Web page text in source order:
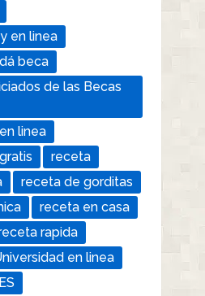
en linea
beca
de las Becas
linea
receta
receta de gorditas
receta en casa
rapida
en linea